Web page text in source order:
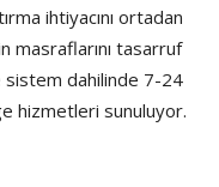
ihtiyacını ortadan
masraflarını tasarruf
dahilinde 7-24
hizmetleri sunuluyor.